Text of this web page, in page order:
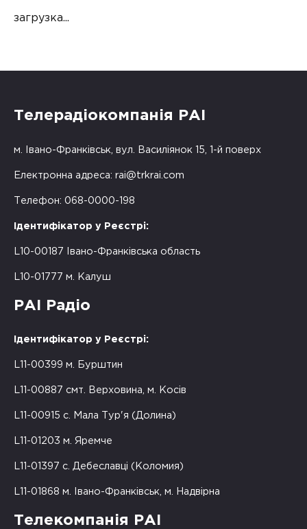
загрузка...
Телерадіокомпанія РАІ
м. Івано-Франківськ, вул. Василіянок 15, 1-й поверх
Електронна адреса: rai@trkrai.com
Телефон: 068-0000-198
Ідентифікатор у Реєстрі:
L10-00187 Івано-Франківська область
L10-01777 м. Калуш
РАІ Радіо
Ідентифікатор у Реєстрі:
L11-00399 м. Бурштин
L11-00887 смт. Верховина, м. Косів
L11-00915 с. Мала Тур'я (Долина)
L11-01203 м. Яремче
L11-01397 с. Дебеславці (Коломия)
L11-01868 м. Івано-Франківськ, м. Надвірна
Телекомпанія РАІ